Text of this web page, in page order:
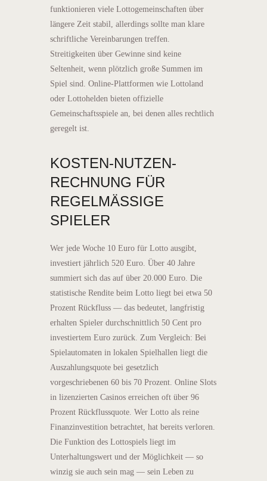
funktionieren viele Lottogemeinschaften über
längere Zeit stabil, allerdings sollte man klare
schriftliche Vereinbarungen treffen.
Streitigkeiten über Gewinne sind keine
Seltenheit, wenn plötzlich große Summen im
Spiel sind. Online-Plattformen wie Lottoland
oder Lottohelden bieten offizielle
Gemeinschaftsspiele an, bei denen alles rechtlich
geregelt ist.
KOSTEN-NUTZEN-
RECHNUNG FÜR
REGELMÄSSIGE S
PIELER
Wer jede Woche 10 Euro für Lotto ausgibt,
investiert jährlich 520 Euro. Über 40 Jahre
summiert sich das auf über 20.000 Euro. Die
statistische Rendite beim Lotto liegt bei etwa 50
Prozent Rückfluss — das bedeutet, langfristig
erhalten Spieler durchschnittlich 50 Cent pro
investiertem Euro zurück. Zum Vergleich: Bei
Spielautomaten in lokalen Spielhallen liegt die
Auszahlungsquote bei gesetzlich
vorgeschriebenen 60 bis 70 Prozent. Online Slots
in lizenzierten Casinos erreichen oft über 96
Prozent Rückflussquote. Wer Lotto als reine
Finanzinvestition betrachtet, hat bereits verloren.
Die Funktion des Lottospiels liegt im
Unterhaltungswert und der Möglichkeit — so
winzig sie auch sein mag — sein Leben zu